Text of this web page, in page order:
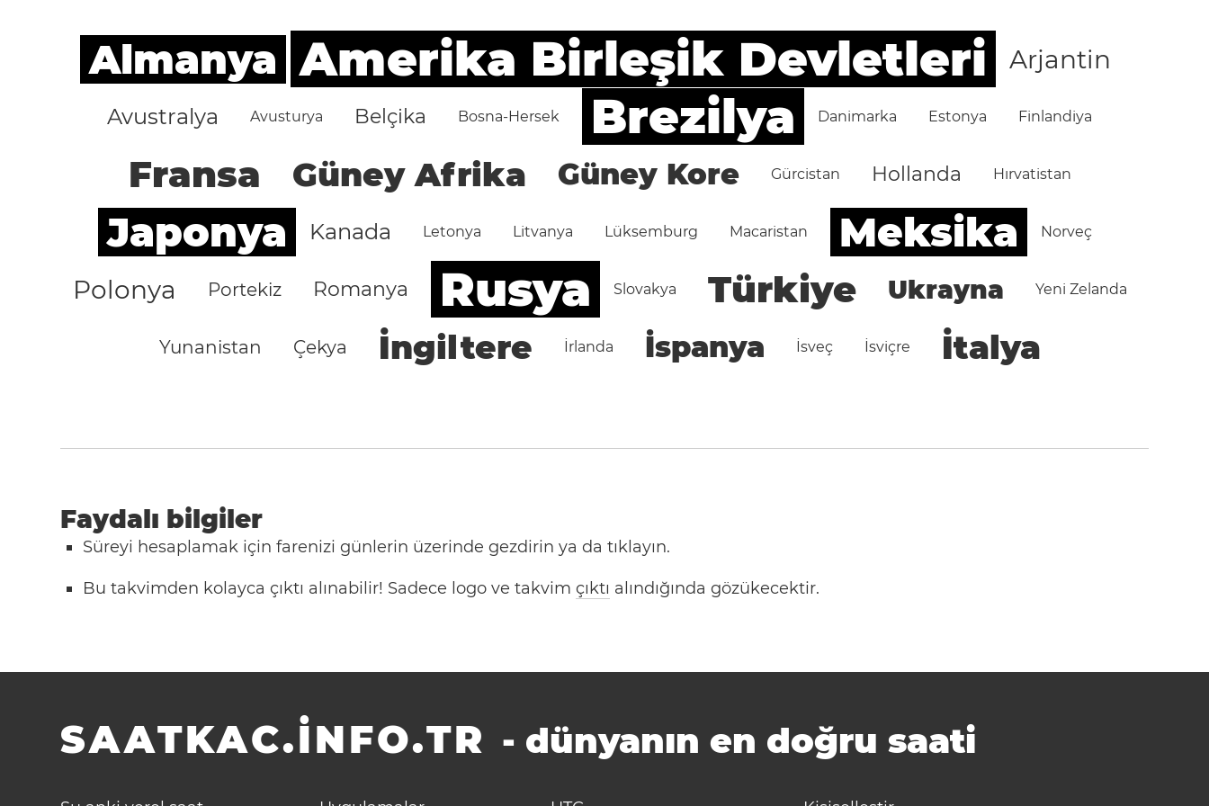
Almanya Amerika Birleşik Devletleri Arjantin
Avustralya Avusturya Belçika Bosna-Hersek Brezilya Danimarka Estonya Finlandiya
Fransa Güney Afrika Güney Kore Gürcistan Hollanda Hırvatistan
Japonya Kanada Letonya Litvanya Lüksemburg Macaristan Meksika Norveç
Polonya Portekiz Romanya Rusya Slovakya Türkiye Ukrayna Yeni Zelanda
Yunanistan Çekya İngiltere İrlanda İspanya İsveç İsviçre İtalya
Faydalı bilgiler
Süreyi hesaplamak için farenizi günlerin üzerinde gezdirin ya da tıklayın.
Bu takvimden kolayca çıktı alınabilir! Sadece logo ve takvimçıktı alındığında gözükecektir.
SAATKAC.INFO.TR - dünyanın en doğru saati